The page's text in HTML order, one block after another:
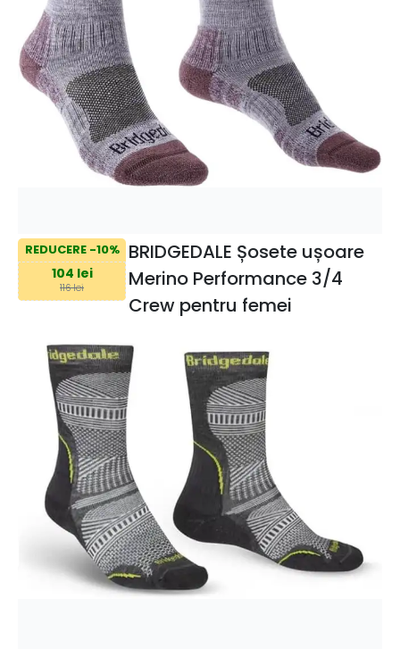
REDUCERE -10%
104 lei
116 lei
BRIDGEDALE Șosete ușoare
Merino Performance 3/4
Crew pentru femei